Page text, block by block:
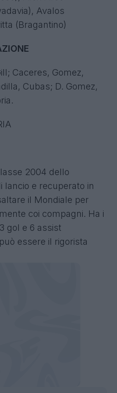
Avalos
(Bragantino)
Caceres, Gomez,
Cubas; D. Gomez,
2004 dello
lancio e recuperato in
il Mondiale per
coi compagni. Ha i
gol e 6 assist
essere il rigorista